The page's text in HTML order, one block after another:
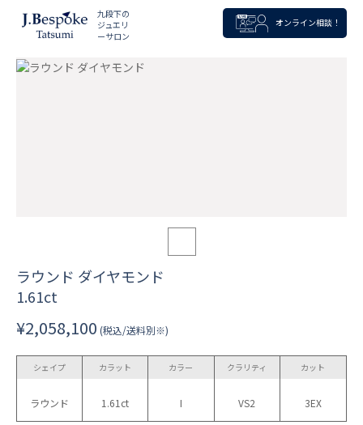
九段下の
ジュエリ
ーサロン
オンライン相談！
ラウンド ダイヤモンド
1.61ct
¥2,058,100 (税込/送料別※)
シェイプ
ラウンド
カラット
1.61ct
カラー
I
クラリティ
VS2
カット
3EX